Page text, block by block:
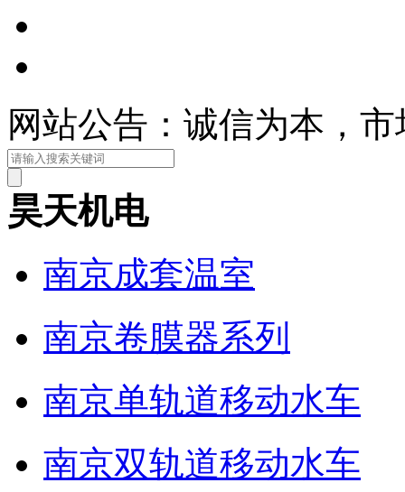
网站公告：诚信为本，
昊天机电
南京成套温室
南京卷膜器系列
南京单轨道移动水车
南京双轨道移动水车